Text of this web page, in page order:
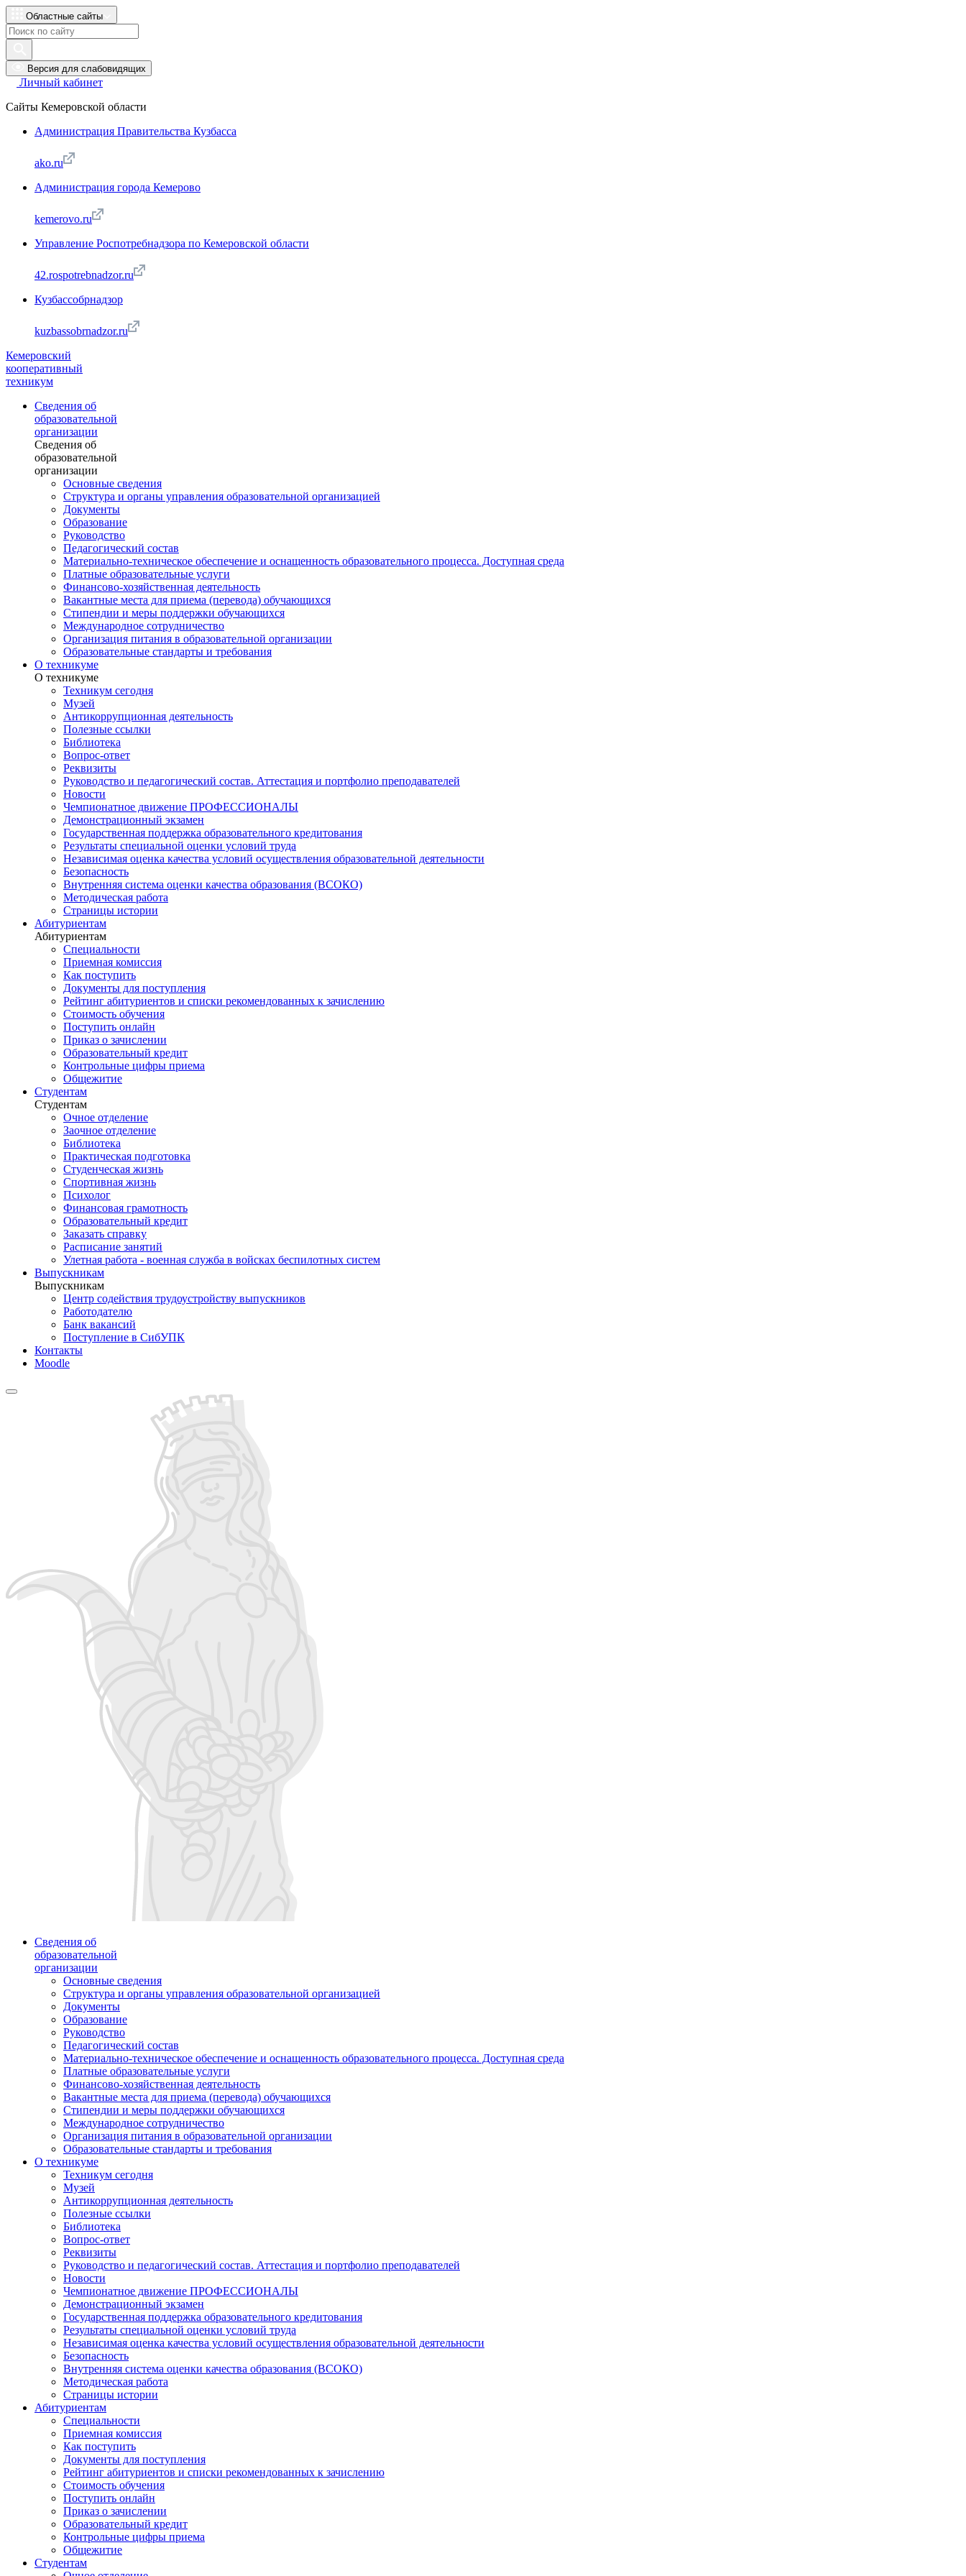
Областные сайты
Версия для слабовидящих
Личный кабинет
Сайты Кемеровской области
Администрация Правительства Кузбасса
ako.ru
Администрация города Кемерово
kemerovo.ru
Управление Роспотребнадзора по Кемеровской области
42.rospotrebnadzor.ru
Кузбассобрнадзор
kuzbassobrnadzor.ru
Кемеровский
кооперативный
техникум
Сведения об
образовательной
организации
Сведения об
образовательной
организации
Основные сведения
Структура и органы управления образовательной организацией
Документы
Образование
Руководство
Педагогический состав
Материально-техническое обеспечение и оснащенность образовательного процесса. Доступная среда
Платные образовательные услуги
Финансово-хозяйственная деятельность
Вакантные места для приема (перевода) обучающихся
Стипендии и меры поддержки обучающихся
Международное сотрудничество
Организация питания в образовательной организации
Образовательные стандарты и требования
О техникуме
О техникуме
Техникум сегодня
Музей
Антикоррупционная деятельность
Полезные ссылки
Библиотека
Вопрос-ответ
Реквизиты
Руководство и педагогический состав. Аттестация и портфолио преподавателей
Новости
Чемпионатное движение ПРОФЕССИОНАЛЫ
Демонстрационный экзамен
Государственная поддержка образовательного кредитования
Результаты специальной оценки условий труда
Независимая оценка качества условий осуществления образовательной деятельности
Безопасность
Внутренняя система оценки качества образования (ВСОКО)
Методическая работа
Страницы истории
Абитуриентам
Абитуриентам
Специальности
Приемная комиссия
Как поступить
Документы для поступления
Рейтинг абитуриентов и списки рекомендованных к зачислению
Стоимость обучения
Поступить онлайн
Приказ о зачислении
Образовательный кредит
Контрольные цифры приема
Общежитие
Студентам
Студентам
Очное отделение
Заочное отделение
Библиотека
Практическая подготовка
Студенческая жизнь
Спортивная жизнь
Психолог
Финансовая грамотность
Образовательный кредит
Заказать справку
Расписание занятий
Улетная работа - военная служба в войсках беспилотных систем
Выпускникам
Выпускникам
Центр содействия трудоустройству выпускников
Работодателю
Банк вакансий
Поступление в СибУПК
Контакты
Moodle
Сведения об
образовательной
организации
Основные сведения
Структура и органы управления образовательной организацией
Документы
Образование
Руководство
Педагогический состав
Материально-техническое обеспечение и оснащенность образовательного процесса. Доступная среда
Платные образовательные услуги
Финансово-хозяйственная деятельность
Вакантные места для приема (перевода) обучающихся
Стипендии и меры поддержки обучающихся
Международное сотрудничество
Организация питания в образовательной организации
Образовательные стандарты и требования
О техникуме
Техникум сегодня
Музей
Антикоррупционная деятельность
Полезные ссылки
Библиотека
Вопрос-ответ
Реквизиты
Руководство и педагогический состав. Аттестация и портфолио преподавателей
Новости
Чемпионатное движение ПРОФЕССИОНАЛЫ
Демонстрационный экзамен
Государственная поддержка образовательного кредитования
Результаты специальной оценки условий труда
Независимая оценка качества условий осуществления образовательной деятельности
Безопасность
Внутренняя система оценки качества образования (ВСОКО)
Методическая работа
Страницы истории
Абитуриентам
Специальности
Приемная комиссия
Как поступить
Документы для поступления
Рейтинг абитуриентов и списки рекомендованных к зачислению
Стоимость обучения
Поступить онлайн
Приказ о зачислении
Образовательный кредит
Контрольные цифры приема
Общежитие
Студентам